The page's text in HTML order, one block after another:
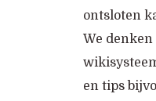
ontsloten
We
en tips